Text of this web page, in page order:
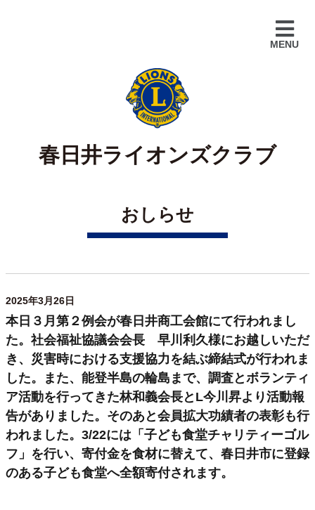
春日井ライオンズクラブ
おしらせ
本日３月第２例会が春日井商工会館にて行われまし
た。社会福祉協議会会長 早川利久様にお越しいただ
き、災害時における支援協力を結ぶ締結式が行われま
した。また、能登半島の輪島まで、調査とボランティ
ア活動を行ってきた林和義会長とL今川昇より活動報
告がありました。そのあと会員拡大功績者の表彰も行
われました。3/22には「子ども食堂チャリティーゴル
フ」を行い、寄付金を食材に替えて、春日井市に登録
のある子ども食堂へ全額寄付されます。
2025年3月26日